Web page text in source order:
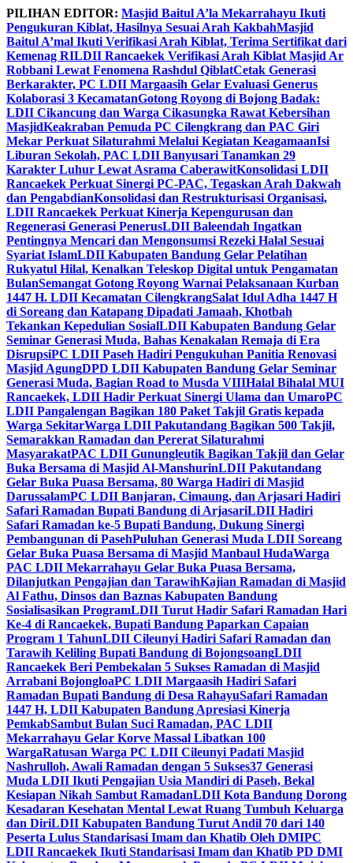
Skip
to
content
PILIHAN EDITOR: Masjid Baitul A’la Mekarrahayu Ikuti
Pengukuran Kiblat, Hasilnya Sesuai Arah KakbahMasjid
Baitul A’mal Ikuti Verifikasi Arah Kiblat, Terima Sertifikat dari
Kemenag RILDII Rancaekek Verifikasi Arah Kiblat Masjid Ar
Robbani Lewat Fenomena Rashdul QiblatCetak Generasi
Berkarakter, PC LDII Margaasih Gelar Evaluasi Generus
Kolaborasi 3 KecamatanGotong Royong di Bojong Badak:
LDII Cikancung dan Warga Cikasungka Rawat Kebersihan
MasjidKeakraban Pemuda PC Cilengkrang dan PAC Giri
Mekar Perkuat Silaturahmi Melalui Kegiatan KeagamaanIsi
Liburan Sekolah, PAC LDII Banyusari Tanamkan 29
Karakter Luhur Lewat Asrama CaberawitKonsolidasi LDII
Rancaekek Perkuat Sinergi PC-PAC, Tegaskan Arah Dakwah
dan PengabdianKonsolidasi dan Restrukturisasi Organisasi,
LDII Rancaekek Perkuat Kinerja Kepengurusan dan
Regenerasi Generasi PenerusLDII Baleendah Ingatkan
Pentingnya Mencari dan Mengonsumsi Rezeki Halal Sesuai
Syariat IslamLDII Kabupaten Bandung Gelar Pelatihan
Rukyatul Hilal, Kenalkan Teleskop Digital untuk Pengamatan
BulanSemangat Gotong Royong Warnai Pelaksanaan Kurban
1447 H. LDII Kecamatan CilengkrangSalat Idul Adha 1447 H
di Soreang dan Katapang Dipadati Jamaah, Khotbah
Tekankan Kepedulian SosialLDII Kabupaten Bandung Gelar
Seminar Generasi Muda, Bahas Kenakalan Remaja di Era
DisrupsiPC LDII Paseh Hadiri Pengukuhan Panitia Renovasi
Masjid AgungDPD LDII Kabupaten Bandung Gelar Seminar
Generasi Muda, Bagian Road to Musda VIIIHalal Bihalal MUI
Rancaekek, LDII Hadir Perkuat Sinergi Ulama dan UmaroPC
LDII Pangalengan Bagikan 180 Paket Takjil Gratis kepada
Warga SekitarWarga LDII Pakutandang Bagikan 500 Takjil,
Semarakkan Ramadan dan Pererat Silaturahmi
MasyarakatPAC LDII Gunungleutik Bagikan Takjil dan Gelar
Buka Bersama di Masjid Al-ManshurinLDII Pakutandang
Gelar Buka Puasa Bersama, 80 Warga Hadiri di Masjid
DarussalamPC LDII Banjaran, Cimaung, dan Arjasari Hadiri
Safari Ramadan Bupati Bandung di ArjasariLDII Hadiri
Safari Ramadan ke-5 Bupati Bandung, Dukung Sinergi
Pembangunan di PasehPuluhan Generasi Muda LDII Soreang
Gelar Buka Puasa Bersama di Masjid Manbaul HudaWarga
PAC LDII Mekarrahayu Gelar Buka Puasa Bersama,
Dilanjutkan Pengajian dan TarawihKajian Ramadan di Masjid
Al Fathu, Dinsos dan Baznas Kabupaten Bandung
Sosialisasikan ProgramLDII Turut Hadir Safari Ramadan Hari
Ke-4 di Rancaekek, Bupati Bandung Paparkan Capaian
Program 1 TahunLDII Cileunyi Hadiri Safari Ramadan dan
Tarawih Keliling Bupati Bandung di BojongsoangLDII
Rancaekek Beri Pembekalan 5 Sukses Ramadan di Masjid
Arrabani BojongloaPC LDII Margaasih Hadiri Safari
Ramadan Bupati Bandung di Desa RahayuSafari Ramadan
1447 H, LDII Kabupaten Bandung Apresiasi Kinerja
PemkabSambut Bulan Suci Ramadan, PAC LDII
Mekarrahayu Gelar Korve Massal Libatkan 100
WargaRatusan Warga PC LDII Cileunyi Padati Masjid
Nashrulloh, Awali Ramadan dengan 5 Sukses37 Generasi
Muda LDII Ikuti Pengajian Usia Mandiri di Paseh, Bekal
Kesiapan Nikah Sambut RamadanLDII Kota Bandung Dorong
Kesadaran Kesehatan Mental Lewat Ruang Tumbuh Keluarga
dan DiriLDII Kabupaten Bandung Turut Andil 70 dari 140
Peserta Lulus Standarisasi Imam dan Khatib Oleh DMIPC
LDII Rancaekek Ikuti Standarisasi Imam dan Khatib PD DMI